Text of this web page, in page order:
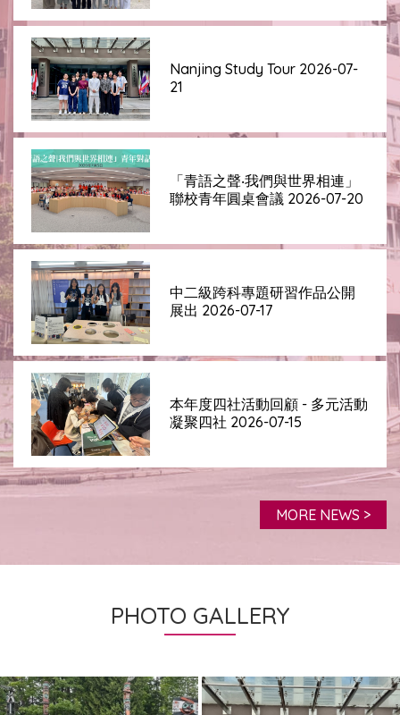
Nanjing Study Tour 2026-07-
21
「青語之聲‧我們與世界相連」
聯校青年圓桌會議 2026-07-20
中二級跨科專題研習作品公開
展出 2026-07-17
本年度四社活動回顧 - 多元活動
凝聚四社 2026-07-15
MORE NEWS >
PHOTO GALLERY